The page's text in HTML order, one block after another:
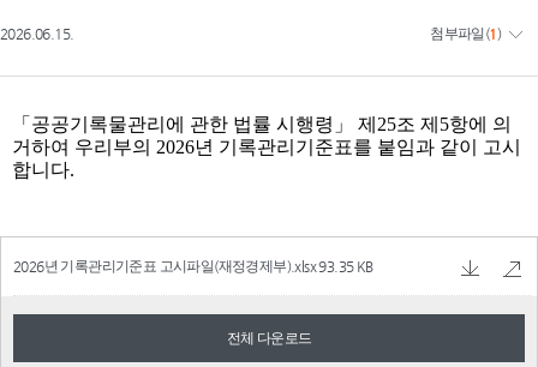
2026.06.15. 첨부파일 (1)
2026년 기록관리기준표 고시파일(재정경제부).xlsx93.35 KB
전체 다운로드